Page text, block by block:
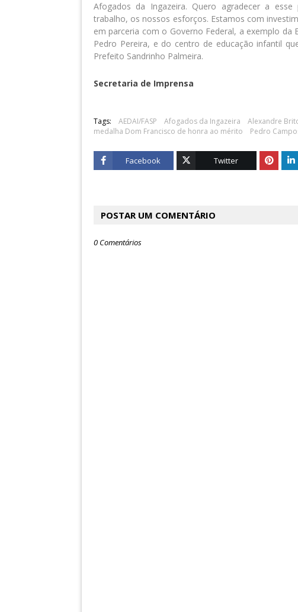
Afogados da Ingazeira. Quero agradecer a
trabalho, os nossos esforços. Estamos com
em parceria com o Governo Federal, a exemplo da
Pedro Pereira, e do centro de educação infantil
Prefeito Sandrinho Palmeira.
Secretaria de Imprensa
Tags: AEDAI/FASP Afogados da Ingazeira Alexandre
medalha Dom Francisco de honra ao mérito
Pedro
Facebook Twitter
POSTAR UM COMENTÁRIO
0 Comentários